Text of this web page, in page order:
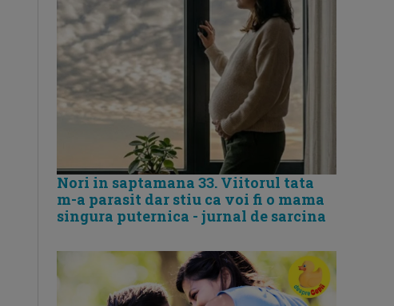
Nori in saptamana 33. Viitorul tata
m-a parasit dar stiu ca voi fi o mama
singura puternica - jurnal de sarcina